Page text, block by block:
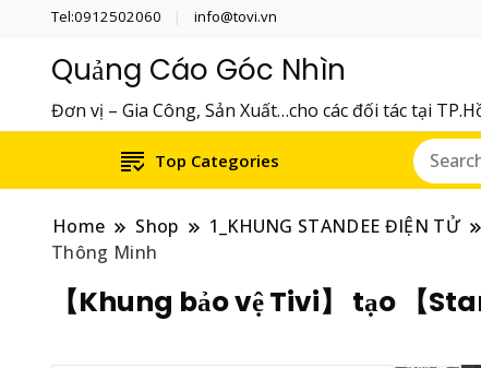
Tel:0912502060 info@tovi.vn
Quảng Cáo Góc Nhìn
Đơn vị – Gia Công, Sản Xuất…cho các đối tác tại
Top Categories
Home Shop 1_KHUNG STANDEE ĐIỆN TỬ
Thông Minh
【Khung bảo vệ Tivi】 tạo 【